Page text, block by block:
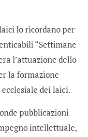
lo ricordano per
“Settimane
l’attuazione dello
la formazione
dei laici.
pubblicazioni
intellettuale,